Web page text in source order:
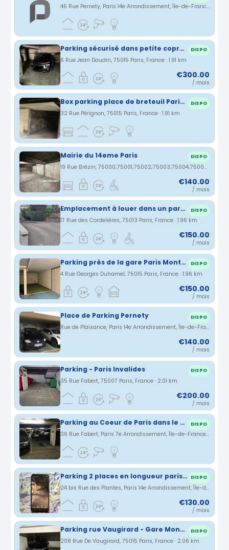
46 Rue Pernety, Paris 14e Arrondissement, Île-de-France, France · 1.89 km
Parking sécurisé dans petite copropriété - Proche Métro et Gare Paris DISPO
6 Rue Jean Daudin, 75015 Paris, France · 1.91 km
€300.00
/ mois
Box parking place de breteuil Paris 7e DISPO
32 Rue Pérignon, 75015 Paris, France · 1.91 km
Mairie du 14eme Paris DISPO
19 Rue Brézin, 75000;75001;75002;75003;75004;75005;75006;75007;75008;75009;75010;75011;75012;75013;75014;75015;75016;75017;75018;75019;75020;75116 Paris, France · 1.92 km
€140.00
/ mois
Emplacement à louer dans un parking souterrain entre 5e et 13 e arrondissement de Paris DISPO
17 Rue des Cordelières, 75013 Paris, France · 1.96 km
€150.00
/ mois
Parking près de la gare Paris Montparnasse 15ieme arrondissement de paris DISPO
4 Rue Georges Duhamel, 75015 Paris, France · 1.96 km
€150.00
/ mois
Place de Parking Pernety DISPO
Rue de Plaisance, Paris 14e Arrondissement, Île-de-France, France · 1.98 km
€140.00
/ mois
Parking - Paris Invalides DISPO
35 Rue Fabert, 75007 Paris, France · 2.01 km
€200.00
/ mois
Parking au Coeur de Paris dans le 7eme arrondissement DISPO
36 Rue Fabert, Paris 7e Arrondissement, Île-de-France, France · 2.02 km
Parking 2 places en longueur paris 14° DISPO
24 bis Rue des Plantes, Paris 14e Arrondissement, Île-de-France, France · 2.03 km
€130.00
/ mois
Parking rue Vaugirard - Gare Montparnasse DISPO
208 Rue De Vaugirard, 75015 Paris, France · 2.06 km